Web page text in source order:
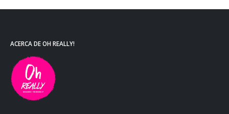
ACERCA DE OH REALLY!